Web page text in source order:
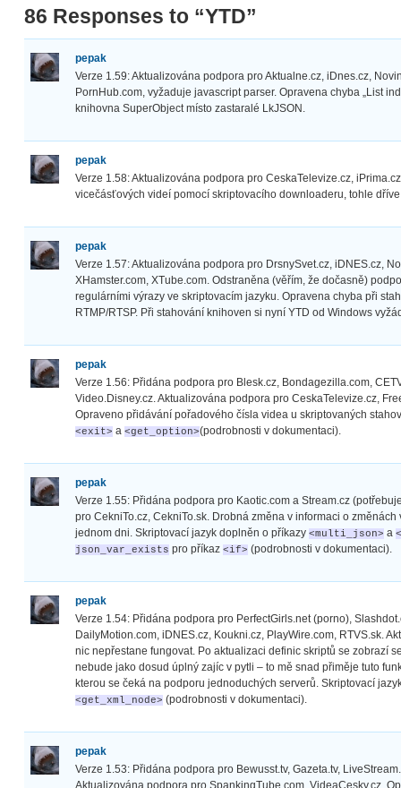
86 Responses to “YTD”
pepak
Verze 1.59: Aktualizována podpora pro Aktualne.cz, iDnes.cz,
PornHub.com, vyžaduje javascript parser. Opravena chyba „List
knihovna SuperObject místo zastaralé LkJSON.
pepak
Verze 1.58: Aktualizována podpora pro CeskaTelevize.cz,
vicečásťových videí pomocí skriptovacího downloaderu, tohle
pepak
Verze 1.57: Aktualizována podpora pro DrsnySvet.cz, iDNES.cz,
XHamster.com, XTube.com. Odstraněna (věřím, že dočasně)
regulárními výrazy ve skriptovacím jazyku. Opravena chyba při
RTMP/RTSP. Při stahování knihoven si nyní YTD od Windows
pepak
Verze 1.56: Přidána podpora pro Blesk.cz, Bondagezilla.com,
Video.Disney.cz. Aktualizována podpora pro CeskaTelevize.cz,
Opraveno přidávání pořadového čísla videa u skriptovaných
<exit> a <get_option>(podrobnosti v dokumentaci).
pepak
Verze 1.55: Přidána podpora pro Kaotic.com a Stream.cz
pro CekniTo.cz, CekniTo.sk. Drobná změna v informaci o
jednom dni. Skriptovací jazyk doplněn o příkazy <multi_json> a
json_var_exists pro příkaz <if> (podrobnosti v dokumentaci).
pepak
Verze 1.54: Přidána podpora pro PerfectGirls.net (porno),
DailyMotion.com, iDNES.cz, Koukni.cz, PlayWire.com, RTVS.sk.
nic nepřestane fungovat. Po aktualizaci definic skriptů se zobrazí
nebude jako dosud úplný zajíc v pytli – to mě snad přiměje tuto
kterou se čeká na podporu jednoduchých serverů. Skriptovací
<get_xml_node> (podrobnosti v dokumentaci).
pepak
Verze 1.53: Přidána podpora pro Bewusst.tv, Gazeta.tv,
Aktualizována podpora pro SpankingTube.com, VideaCesky.cz.